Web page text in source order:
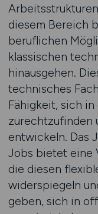
diesem Bereich
beruflichen
klassischen
hinausgehen.
technisches
Fähigkeit, sich
zurechtzufinden
entwickeln. Das
Jobs bietet eine
die diesen
widerspiegeln
geben, sich in